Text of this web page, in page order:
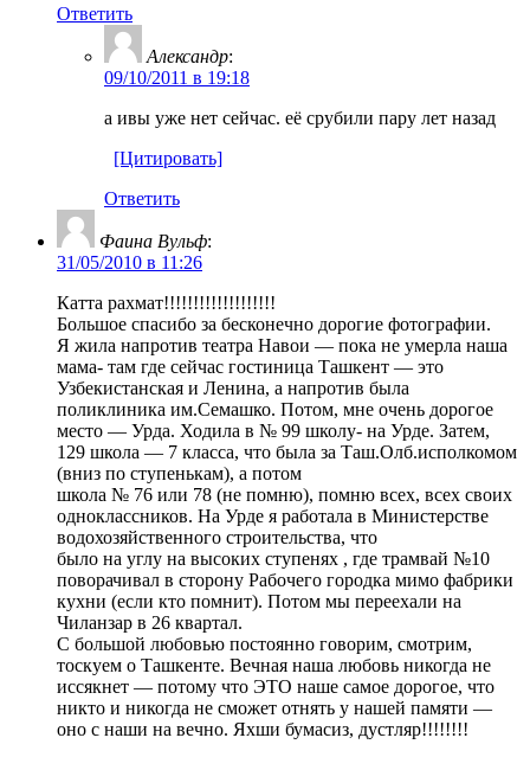
Ответить
Александр:
09/10/2011 в 19:18
а ивы уже нет сейчас. её срубили пару лет назад
[Цитировать]
Ответить
Фаина Вульф:
31/05/2010 в 11:26
Катта рахмат!!!!!!!!!!!!!!!!!!!
Большое спасибо за бесконечно дорогие фотографии.
Я жила напротив театра Навои — пока не умерла наша
мама- там где сейчас гостиница Ташкент — это
Узбекистанская и Ленина, а напротив была
поликлиника им.Семашко. Потом, мне очень дорогое
место — Урда. Ходила в № 99 школу- на Урде. Затем,
129 школа — 7 класса, что была за Таш.Олб.исполкомом
(вниз по ступенькам), а потом
школа № 76 или 78 (не помню), помню всех, всех своих
одноклассников. На Урде я работала в Министерстве
водохозяйственного строительства, что
было на углу на высоких ступенях , где трамвай №10
поворачивал в сторону Рабочего городка мимо фабрики
кухни (если кто помнит). Потом мы переехали на
Чиланзар в 26 квартал.
С большой любовью постоянно говорим, смотрим,
тоскуем о Ташкенте. Вечная наша любовь никогда не
иссякнет — потому что ЭТО наше самое дорогое, что
никто и никогда не сможет отнять у нашей памяти —
оно с наши на вечно. Яхши бумасиз, дустляр!!!!!!!!